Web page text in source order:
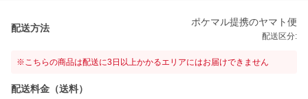
配送方法
ポケマル提携のヤマト便
配送区分:
※こちらの商品は配送に3日以上かかるエリアにはお届けできません
配送料金（送料）